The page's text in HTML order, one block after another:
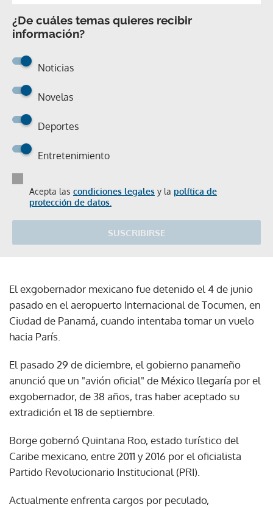
¿De cuáles temas quieres recibir
información?
Noticias
Novelas
Deportes
Entretenimiento
Acepta las condiciones legales y la política de
protección de datos.
SUSCRIBIRSE
El exgobernador mexicano fue detenido el 4 de junio
pasado en el aeropuerto Internacional de Tocumen, en
Ciudad de Panamá, cuando intentaba tomar un vuelo
hacia París.
El pasado 29 de diciembre, el gobierno panameño
anunció que un "avión oficial" de México llegaría por el
exgobernador, de 38 años, tras haber aceptado su
extradición el 18 de septiembre.
Borge gobernó Quintana Roo, estado turístico del
Caribe mexicano, entre 2011 y 2016 por el oficialista
Partido Revolucionario Institucional (PRI).
Actualmente enfrenta cargos por peculado,